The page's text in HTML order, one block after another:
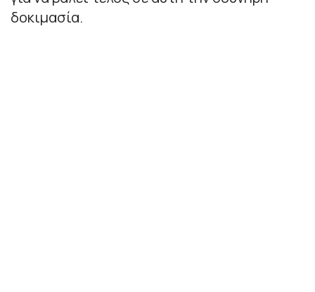
δοκιμασία.